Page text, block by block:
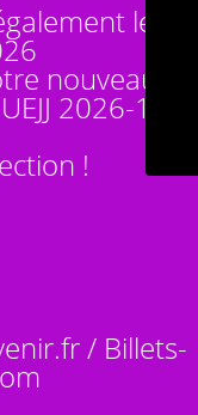
le 14
nouveauté :
UEJJ 2026-10
!
/ Billets-